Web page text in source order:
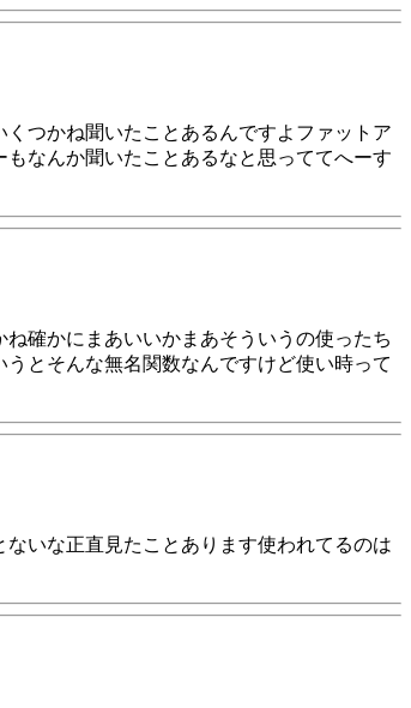
つかね聞いたことあるんですよファットア
なんか聞いたことあるなと思っててへーす
確かにまあいいかまあそういうの使ったち
とそんな無名関数なんですけど使い時って
いな正直見たことあります使われてるのは